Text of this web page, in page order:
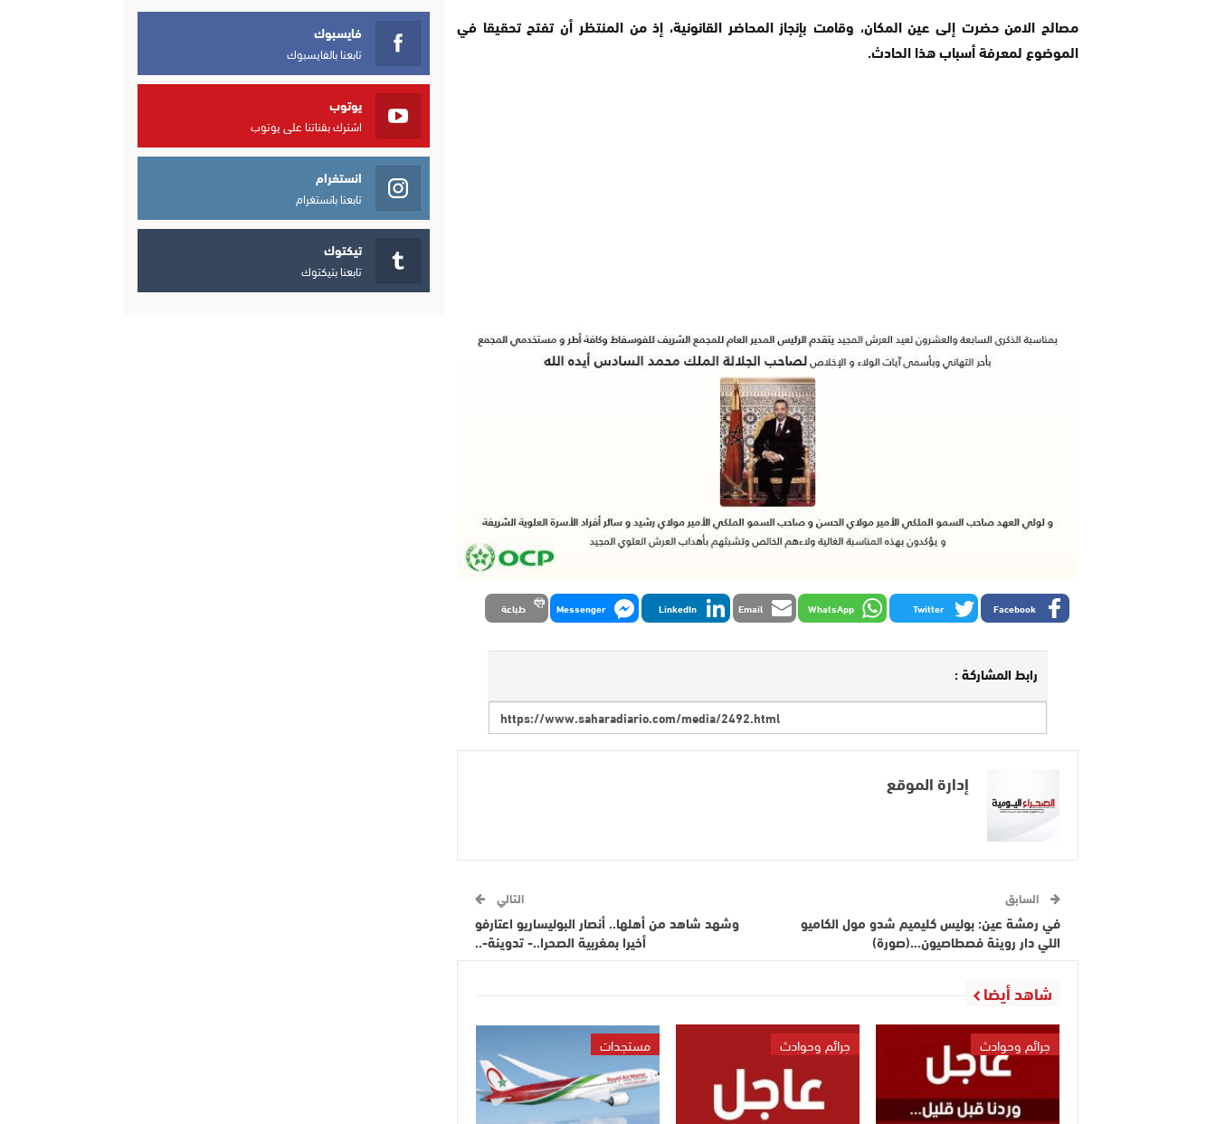
مصالح الامن حضرت إلى عين المكان، وقامت بإنجاز المحاضر القانونية، إذ من المنتظر أن تفتح تحقيقا في
الموضوع لمعرفة أسباب هذا الحادث.
Facebook
Twitter
WhatsApp
Email
LinkedIn
Messenger طباعة
رابط المشاركة :
إدارة الموقع
السابق
في رمشة عين: بوليس كليميم شدو مول الكاميو
اللي دار روينة فصطاصيون…(صورة)
التالي
وشهد شاهد من أهلها.. أنصار البوليساريو اعتارفو
أخيرا بمغربية الصحرا..- تدوينة-..
شاهد أيضا
جرائم وحوادث جرائم وحوادث مستجدات
فايسبوك
تابعنا بالفايسبوك
يوتوب
اشترك بقناتنا على يوتوب
انستغرام
تابعنا بانستغرام
تيكتوك
تابعنا بتيكتوك